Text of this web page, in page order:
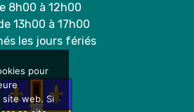
8h00 à 12h00
13h00 à 17h00
les jours fériés
pour
web. Si